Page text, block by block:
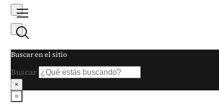
Buscar en el sitio
Buscar
×